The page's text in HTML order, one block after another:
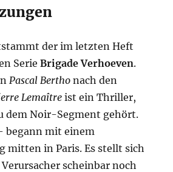
der im letzten Heft
SerieBrigade Verhoeven.
Pascal Bertho nach den
Lemaître ist ein Thriller,
dem Noir-Segment gehört.
begann mit einem
mitten in Paris. Es stellt sich
scheinbar noch